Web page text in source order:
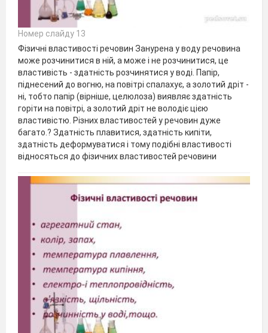
Номер слайду 13
Фізичні властивості речовин Занурена у воду речовина
може розчинитися в ній, а може і не розчинитися, це
властивість - здатність розчинятися у воді. Папір,
піднесений до вогню, на повітрі спалахує, а золотий дріт -
ні, тобто папір (вірніше, целюлоза) виявляє здатність
горіти на повітрі, а золотий дріт не володіє цією
властивістю. Різних властивостей у речовин дуже
багато.? Здатність плавитися, здатність кипіти,
здатність деформуватися і тому подібні властивості
відносяться до фізичних властивостей речовини